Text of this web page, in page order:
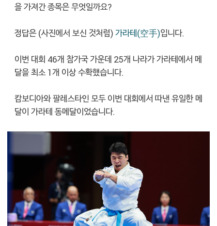
을 가져간 종목은 무엇일까요?
정답은 (사진에서 보신 것처럼) 가라테(空手)입니다.
이번 대회 46개 참가국 가운데 25개 나라가 가라테에서 메
달을 최소 1개 이상 수확했습니다.
캄보디아와 팔레스타인 모두 이번 대회에서 따낸 유일한 메
달이 가라테 동메달이었습니다.